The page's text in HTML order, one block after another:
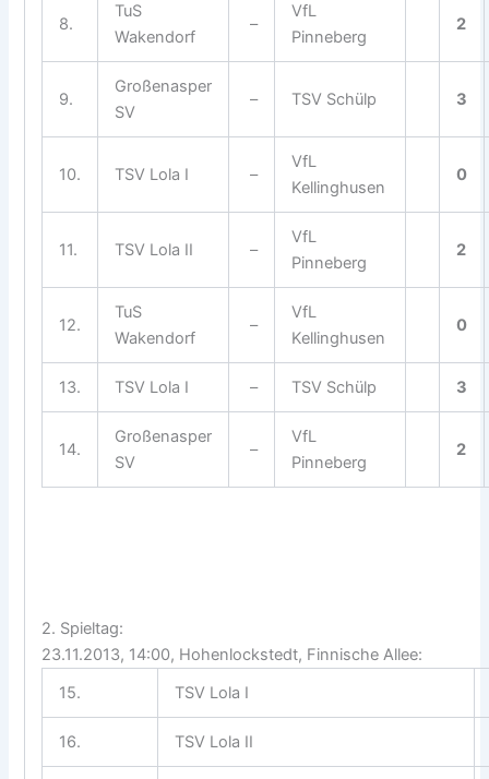
8.
TuS
Wakendorf
–
VfL
Pinneberg
2
9.
Großenasper
SV
– TSV Schülp 3
10. TSV Lola I –
VfL
Kellinghusen
0
11. TSV Lola II –
VfL
Pinneberg
2
12.
TuS
Wakendorf
–
VfL
Kellinghusen
0
13. TSV Lola I – TSV Schülp 3
14.
Großenasper
SV
–
VfL
Pinneberg
2
2. Spieltag:
23.11.2013, 14:00, Hohenlockstedt, Finnische Allee:
15.
TSV Lola I
16. TSV Lola II